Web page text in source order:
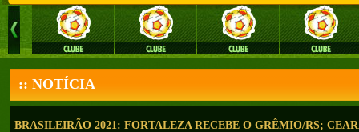
:: NOTÍCIA
BRASILEIRÃO 2021: FORTALEZA RECEBE O GRÊMIO/RS;